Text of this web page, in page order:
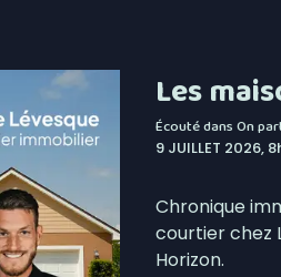
Les
Écouté dansOn
9 JUILLET 2026,
Chronique
courtier chez
Horizon.